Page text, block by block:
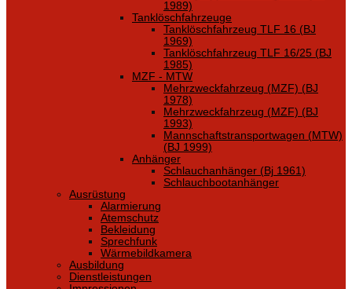
1989)
Tanklöschfahrzeuge
Tanklöschfahrzeug TLF 16 (BJ
1969)
Tanklöschfahrzeug TLF 16/25 (BJ
1985)
MZF - MTW
Mehrzweckfahrzeug (MZF) (BJ
1978)
Mehrzweckfahrzeug (MZF) (BJ
1993)
Mannschaftstransportwagen (MTW)
(BJ 1999)
Anhänger
Schlauchanhänger (Bj 1961)
Schlauchbootanhänger
Ausrüstung
Alarmierung
Atemschutz
Bekleidung
Sprechfunk
Wärmebildkamera
Ausbildung
Dienstleistungen